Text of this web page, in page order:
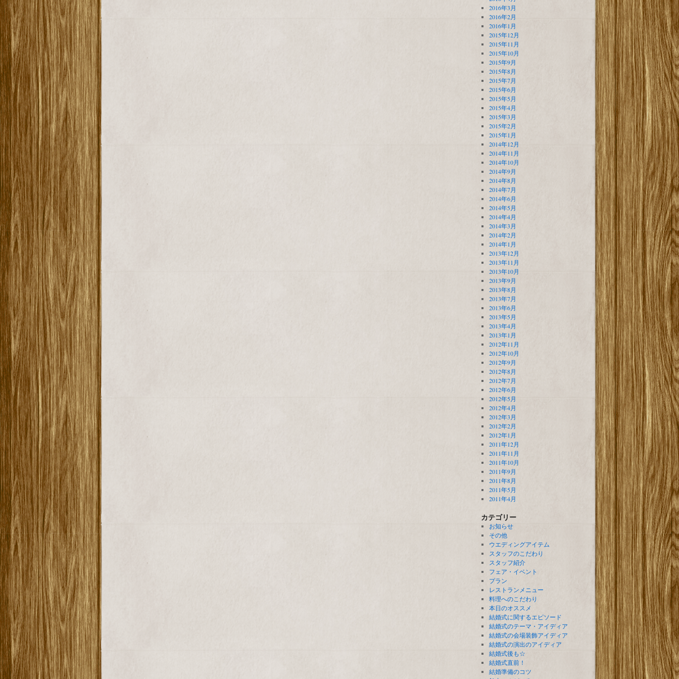
2016年3月
2016年2月
2016年1月
2015年12月
2015年11月
2015年10月
2015年9月
2015年8月
2015年7月
2015年6月
2015年5月
2015年4月
2015年3月
2015年2月
2015年1月
2014年12月
2014年11月
2014年10月
2014年9月
2014年8月
2014年7月
2014年6月
2014年5月
2014年4月
2014年3月
2014年2月
2014年1月
2013年12月
2013年11月
2013年10月
2013年9月
2013年8月
2013年7月
2013年6月
2013年5月
2013年4月
2013年1月
2012年11月
2012年10月
2012年9月
2012年8月
2012年7月
2012年6月
2012年5月
2012年4月
2012年3月
2012年2月
2012年1月
2011年12月
2011年11月
2011年10月
2011年9月
2011年8月
2011年5月
2011年4月
カテゴリー
お知らせ
その他
ウエディングアイテム
スタッフのこだわり
スタッフ紹介
フェア・イベント
プラン
レストランメニュー
料理へのこだわり
本日のオススメ
結婚式に関するエピソード
結婚式のテーマ・アイディア
結婚式の会場装飾アイディア
結婚式の演出のアイディア
結婚式後も☆
結婚式直前！
結婚準備のコツ